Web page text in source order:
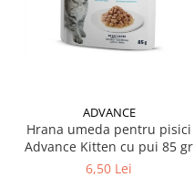
ADVANCE
Hrana umeda pentru pisici
Advance Kitten cu pui 85 gr
6,50 Lei